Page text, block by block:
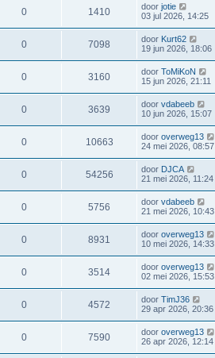
0 1410 door jotie
03 jul 2026, 14:25
0 7098 door Kurt62
19 jun 2026, 18:06
0 3160 door ToMiKoN
15 jun 2026, 21:11
0 3639 door vdabeeb
10 jun 2026, 15:07
0 10663 door overweg13
24 mei 2026, 08:57
0 54256 door DJCA
21 mei 2026, 11:24
0 5756 door vdabeeb
21 mei 2026, 10:43
0 8931 door overweg13
10 mei 2026, 14:33
0 3514 door overweg13
02 mei 2026, 15:53
0 4572 door TimJ36
29 apr 2026, 20:36
0 7590 door overweg13
26 apr 2026, 12:14